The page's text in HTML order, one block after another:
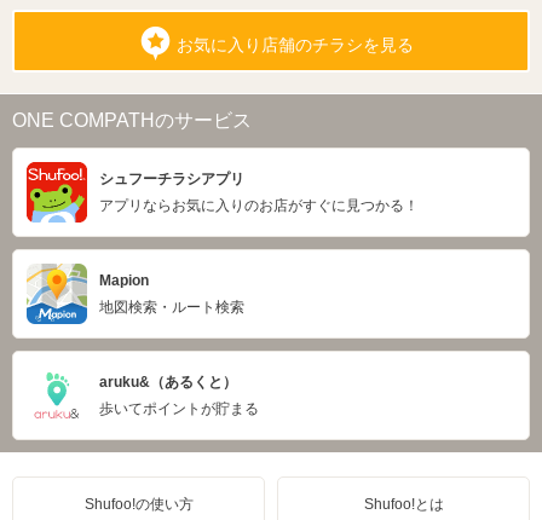
お気に入り店舗のチラシを見る
ONE COMPATHのサービス
シュフーチラシアプリ
アプリならお気に入りのお店がすぐに見つかる！
Mapion
地図検索・ルート検索
aruku&（あるくと）
歩いてポイントが貯まる
Shufoo!の使い方 Shufoo!とは